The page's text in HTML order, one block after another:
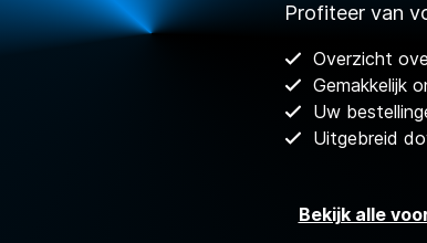
Profiteer van
Overzicht
Gemakkelijk
Uw
Uitgebreid
Bekijk alle